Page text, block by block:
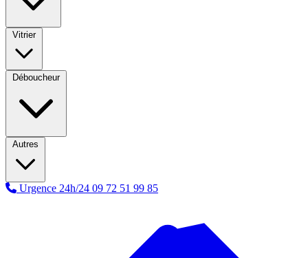
Vitrier
Déboucheur
Autres
Urgence 24h/24 09 72 51 99 85